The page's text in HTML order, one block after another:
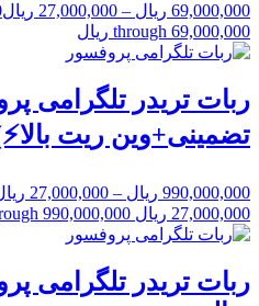
69,000,000 ریال –
27,000,000 ریال
through 69,000,000 ریال
ربات تریدر تلگرامی
تضمینی+وین ریت
990,000,000 ریال –
27,000,000
27,000,000 ریال through 990,000,000 ریال
ربات تریدر تلگرامی